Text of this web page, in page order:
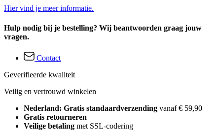
Hier vind je meer informatie.
Hulp nodig bij je bestelling? Wij beantwoorden graag jouw
vragen.
Contact
Geverifieerde kwaliteit
Veilig en vertrouwd winkelen
Nederland: Gratis standaardverzending vanaf € 59,90
Gratis retourneren
Veilige betaling met SSL-codering